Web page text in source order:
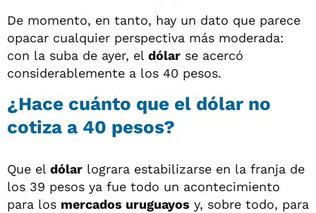
De momento, en tanto, hay un dato que parece
opacar cualquier perspectiva más moderada:
con la suba de ayer, el dólar se acercó
considerablemente a los 40 pesos.
¿Hace cuánto que el dólar no
cotiza a 40 pesos?
Que el dólar lograra estabilizarse en la franja de
los 39 pesos ya fue todo un acontecimiento
para los mercados uruguayos y, sobre todo, para